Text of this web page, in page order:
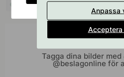
I lager
Inspireras
Tagga dina bilder
@beslagonline för
Anpassa
Acceptera